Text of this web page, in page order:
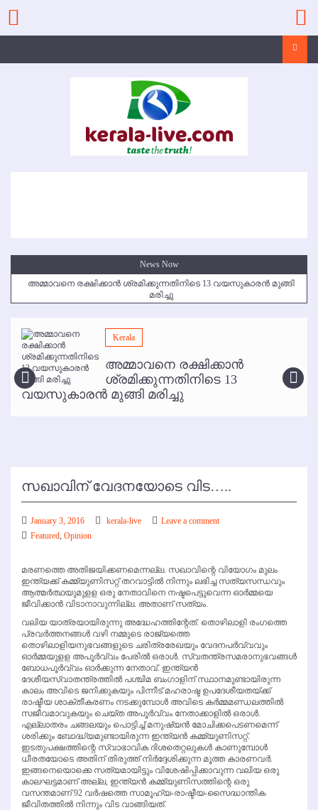
content
News Now
അമ്മാവനെ രക്ഷിക്കാന്‍ ശ്രമിക്കുന്നതിനിടെ 13 വയസുകാരന്‍ മുങ്ങി
മരിച്ചു
മമ്പുറം ആണ്ടു നേര്‍ച്ച ജൂണ്‍ 17 മുതല്‍
ഇനി രമേശ് പിഷാരടി സ്റ്റേജ് ഷോകള്‍ക്ക് ഇല്ല
കോഴിക്കോട് വിമാനത്താവളത്തില്‍ അനധികൃത പാര്‍ക്കിംഗ് പിരിവ് :
പരാതി തള്ളി
Kerala
അമ്മാവനെ രക്ഷിക്കാന്‍
ശ്രമിക്കുന്നതിനിടെ 13
വയസുകാരന്‍ മുങ്ങി മരിച്ചു
സഖാവിന് വേദനയോടെ വിട…..
January 3, 2016 kerala-live
Leave a comment
Featured Opinion
മരണത്തെ അതിജയിക്കണമെന്നല്ല. സഖാവിന്റെ വിയോഗം മുലം
ഇന്ത്യക്ക് കമ്മ്യുണിസറ്റ് തറവാട്ടില്‍ നിന്നും ലഭിച്ച സത്യസന്ധവും
ആത്മര്‍ത്ഥയുമുളള ഒരു നേതാവിനെ നഷ്ടപെട്ടുവെന്ന ഓര്‍മ്മയെ
ജീവിക്കാന്‍ വിടാനാവുന്നില്ല. അതാണ് സത്യം.
വലിയ യാത്രയായിരുന്നു അദ്ധേഹത്തിന്റേത്. തൊഴിലാളി രംഗത്തെ
പ്രവര്‍ത്തനങ്ങള്‍ വഴി നമ്മുടെ രാജ്യത്തെ
തൊഴിലാളിയനുഭവങ്ങളുടെ ചരിത്രരേഖയും വേദനപര്‍വ്വവും
ഓര്‍മ്മയുളള അപൂര്‍വ്വം പേരില്‍ ഒരാള്‍. സ്വതന്ത്രസമരാനുഭവങ്ങള്‍
ബോധപൂര്‍വ്വം ഓര്‍ക്കുന്ന നേതാവ്. ഇന്ത്യന്‍
ദേശീയസ്വാതന്ത്രത്തില്‍ പശ്ചിമ ബംഗാളിന് സ്ഥാനമുണ്ടായിരുന്ന
കാലം അവിടെ ജനിക്കുകയും പിന്നീട് മഹരാഷ്ട ഉപദേശീയതയ്ക്ക്
രാഷ്ടീയ ശാക്തീകരണം നടക്കുമ്പോള്‍ അവിടെ കര്‍മ്മമണ്ഡലത്തില്‍
സജീവമാവുകയും ചെയ്ത അപൂര്‍വ്വം നേതാക്കാളില്‍ ഒരാള്‍.
എല്ലാതരം ചങ്ങലയും പൊട്ടിച്ച് മനുഷ്യന്‍ മോചിക്കപെടണമെന്ന്
ശരിക്കും ബോദ്ധ്യമുണ്ടായിരുന്ന ഇന്ത്യന്‍ കമ്മ്യുണിസറ്റ്.
ഇടതുപക്ഷത്തിന്റെ സ്വാഭാവിക ദിശതെറ്റലുകള്‍ കാണുമ്പോള്‍
ധീരതയോടെ അതിന് തിരുത്ത് നിര്‍ദ്ദേശിക്കുന്ന മൂത്ത കാരണവര്‍.
ഇങ്ങനെയൊക്കെ സത്യമായിട്ടും വിശേഷിപ്പിക്കാവുന്ന വലിയ ഒരു
കാലഘട്ടമാണ് അല്ല, ഇന്ത്യന്‍ കമ്മ്യുണിസത്തിന്റെ ഒരു
വസന്തമാണ് 92 വര്‍ഷത്തെ സാമൂഹ്യ-രാഷ്ടീയ-സൈദ്ധാന്തിക
ജീവിതത്തില്‍ നിന്നും വിട വാങ്ങിയത്.